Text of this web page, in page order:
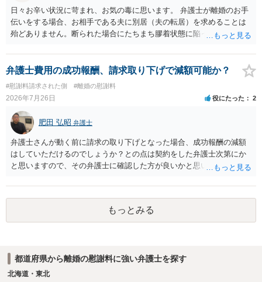
日々お辛い状況に苛まれ、お気の毒に思います。 弁護士が離婚のお手
伝いをする場合、お相手である夫に別居（夫の転居）を求めることは
殆どありません。断られた場合にたちまち膠着状態に陥ってしまうの
高いためです。 実務的には、ご相談者さまが転居する形で離婚協議等
を進める選択を採らざるを得ないことが圧倒的多数です。
弁護士費用の成功報酬、請求取り下げで減額可能か？
#慰謝料請求された側 #離婚の慰謝料
2026年7月26日 役にたった 2
肥田 弘昭 弁護士
弁護士さんが動く前に請求の取り下げとなった場合、成功報酬の減額
はしていただけるのでしょうか？との点は契約をした弁護士次第にか
と思いますので、その弁護士に確認した方が良いかと思います。ご参
もっとみる
都道府県から離婚の慰謝料に強い弁護士を探す
北海道・東北